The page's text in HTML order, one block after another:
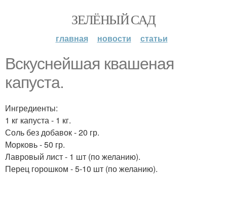
ЗЕЛЁНЫЙ САД
главная новости статьи
Вскуснейшая квашеная
капуста.
Ингредиенты:
1 кг капуста - 1 кг.
Соль без добавок - 20 гр.
Морковь - 50 гр.
Лавровый лист - 1 шт (по желанию).
Перец горошком - 5-10 шт (по желанию).